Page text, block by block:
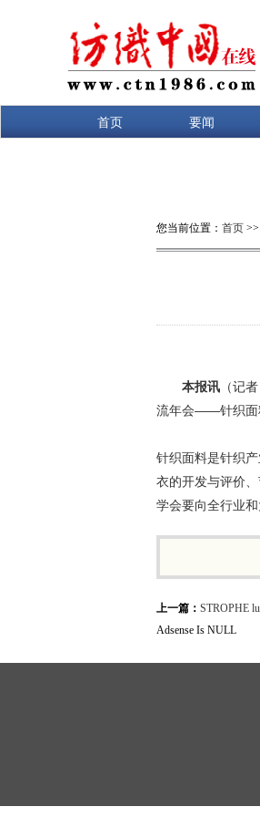
首页 要闻
您当前位置： 首页 >>
本报讯 （记
流年会——针织面
针织面料是针织
衣的开发与评价
学会要向全行业
上一篇： STROPHE
Adsense Is NULL